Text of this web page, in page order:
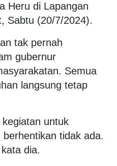
Heru di Lapangan
Sabtu (20/7/2024).
tak pernah
gubernur
Semua
langsung tetap
untuk
tidak ada.
dia.